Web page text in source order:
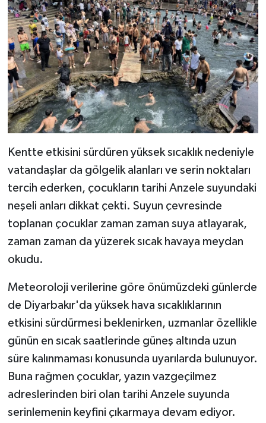
Kentte etkisini sürdüren yüksek sıcaklık nedeniyle
vatandaşlar da gölgelik alanları ve serin noktaları
tercih ederken, çocukların tarihi Anzele suyundaki
neşeli anları dikkat çekti. Suyun çevresinde
toplanan çocuklar zaman zaman suya atlayarak,
zaman zaman da yüzerek sıcak havaya meydan
okudu.
Meteoroloji verilerine göre önümüzdeki günlerde
de Diyarbakır'da yüksek hava sıcaklıklarının
etkisini sürdürmesi beklenirken, uzmanlar özellikle
günün en sıcak saatlerinde güneş altında uzun
süre kalınmaması konusunda uyarılarda bulunuyor.
Buna rağmen çocuklar, yazın vazgeçilmez
adreslerinden biri olan tarihi Anzele suyunda
serinlemenin keyfini çıkarmaya devam ediyor.